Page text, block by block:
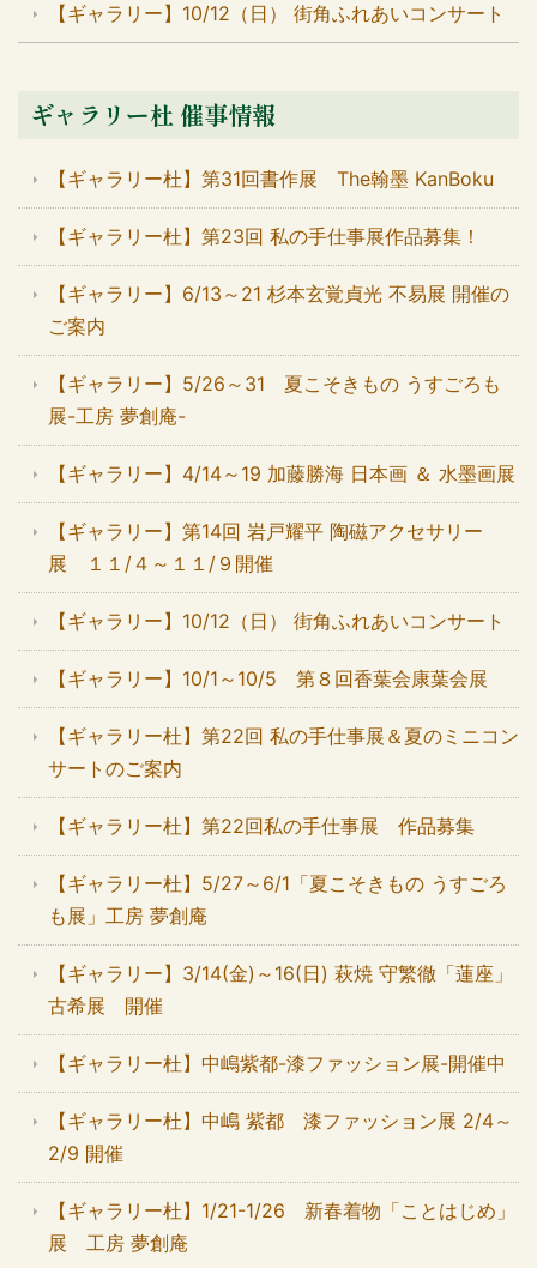
【ギャラリー】10/12（日） 街角ふれあいコンサート
ギャラリー杜 催事情報
【ギャラリー杜】第31回書作展 The翰墨 KanBoku
【ギャラリー杜】第23回 私の手仕事展作品募集！
【ギャラリー】6/13～21 杉本玄覚貞光 不易展 開催の
ご案内
【ギャラリー】5/26～31 夏こそきもの うすごろも
展-工房 夢創庵-
【ギャラリー】4/14～19 加藤勝海 日本画 ＆ 水墨画展
【ギャラリー】第14回 岩戸耀平 陶磁アクセサリー
展 １１/４～１１/９開催
【ギャラリー】10/12（日） 街角ふれあいコンサート
【ギャラリー】10/1～10/5 第８回香葉会康葉会展
【ギャラリー杜】第22回 私の手仕事展＆夏のミニコン
サートのご案内
【ギャラリー杜】第22回私の手仕事展 作品募集
【ギャラリー杜】5/27～6/1「夏こそきもの うすごろ
も展」工房 夢創庵
【ギャラリー】3/14(金)～16(日) 萩焼 守繁徹「蓮座」
古希展 開催
【ギャラリー杜】中嶋紫都-漆ファッション展-開催中
【ギャラリー杜】中嶋 紫都 漆ファッション展 2/4～
2/9 開催
【ギャラリー杜】1/21-1/26 新春着物「ことはじめ」
展 工房 夢創庵